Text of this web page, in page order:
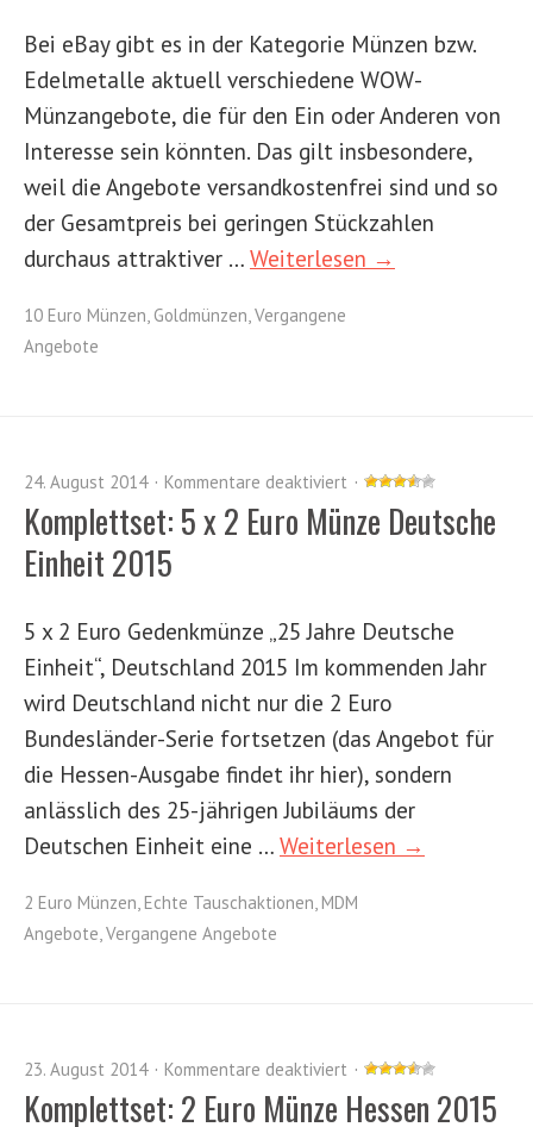
Bei eBay gibt es in der Kategorie Münzen bzw.
Edelmetalle aktuell verschiedene WOW-
Münzangebote, die für den Ein oder Anderen von
Interesse sein könnten. Das gilt insbesondere,
weil die Angebote versandkostenfrei sind und so
der Gesamtpreis bei geringen Stückzahlen
durchaus attraktiver … Weiterlesen →
10 Euro Münzen, Goldmünzen,Vergangene
Angebote
24. August 2014 Kommentare deaktiviert
Komplettset: 5 x 2 Euro Münze Deutsche
Einheit 2015
5 x 2 Euro Gedenkmünze „25 Jahre Deutsche
Einheit“, Deutschland 2015 Im kommenden Jahr
wird Deutschland nicht nur die 2 Euro
Bundesländer-Serie fortsetzen (das Angebot für
die Hessen-Ausgabe findet ihr hier), sondern
anlässlich des 25-jährigen Jubiläums der
Deutschen Einheit eine … Weiterlesen →
2 Euro Münzen, Echte Tauschaktionen, MDM
Angebote,Vergangene Angebote
23. August 2014 Kommentare deaktiviert
Komplettset: 2 Euro Münze Hessen 2015